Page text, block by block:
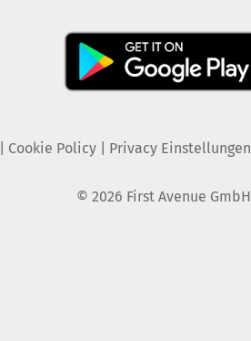
Cookie Policy| Privacy Einstellungen
© 2026 First Avenue GmbH